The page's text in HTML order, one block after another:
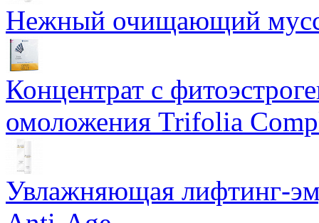
Нежный очищающий мусс
Концентрат с
омоложения Trifolia
Увлажняющая лифтинг-